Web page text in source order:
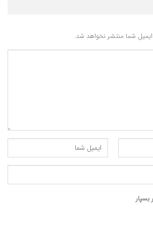
ادامه دهیم: همین آجر را اگر به یک مهندس
به آجر از آن لحاظ که یک ماده مرکب است
خاص است، نگاه می کند، یک طبیب
یک عامل موثر در مزاج نگاه می کند. یک
به لحاظ اینکه حرکت و سکون دارد نگاه می
دان و استاد هندسه و … .
به این آجر از آن لحاظ که هست نگاه کند؟
ایمیل شما منتشر نخواهد شد.